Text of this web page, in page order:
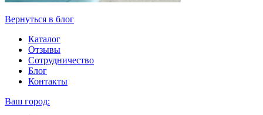
Вернуться в блог
Каталог
Отзывы
Сотрудничество
Блог
Контакты
Ваш город: